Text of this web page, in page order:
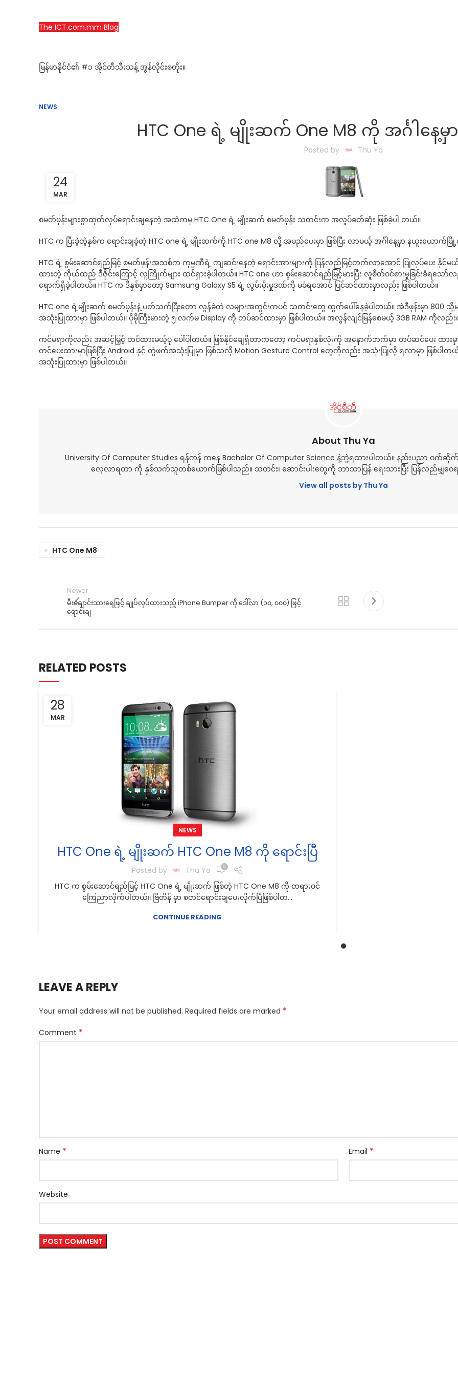
The ICT.com.mm Blog
မြန်မာနိုင်ငံ၏ #၁ အိုင်တီသီးသန့် အွန်လိုင်းစတိုး။
NEWS
HTC One ရဲ့ မျိုးဆက် One M8 ကို အင်္ဂါနေ့
Posted by Thu Ya
24
MAR
စမတ်ဖုန်းများစွာထုတ်လုပ်ရောင်းချနေတဲ့ အထဲကမှ HTC One ရဲ့ မျိုးဆက် စမတ်ဖုန်း သတင်းက အလှုပ်ခတ်ဆုံး ဖြစ်ခဲ့ပါ တယ်။
HTC က ပြီးခဲ့တဲ့နှစ်က ရောင်းချခဲ့တဲ့ HTC one ရဲ့ မျိုးဆက်ကို HTC one M8 လို့ အမည်ပေးမှာ ဖြစ်ပြီး လာမယ့် အင်္ဂါနေ့မှာ နယူးယောက်
HTC ရဲ့ စွမ်းဆောင်ရည်မြင့် စမတ်ဖုန်းအသစ်က ကုမ္မဏီရဲ့ ကျဆင်းနေတဲ့ ရောင်းအားများကို ပြန်လည်မြင့်တက်လာအောင် ပြုလုပ်ပေး နို
ထားတဲ့ ကိုယ်ထည် ဒီဇိုင်းကြောင့် လူကြိုက်များ ထင်ရှားခဲ့ပါတယ်။ HTC one ဟာ စွမ်းဆောင်ရည်မြင့်မားပြီး လူစိတ်ဝင်စားမှုခြင်းခံရသော်
ရောက်ရှိခဲ့ပါတယ်။ HTC က ဒီနှစ်မှာတော့ Samsung Galaxy S5 ရဲ့ လွှမ်းမိုးမှုဒဏ်ကို မခံရအောင် ပြင်ဆင်ထားမှာလည်း ဖြစ်ပါတယ်။
HTC one ရဲ့မျိုးဆက် စမတ်ဖုန်းနဲ့ ပတ်သက်ပြီးတော့ လွန်ခဲ့တဲ့ လများအတွင်းကပင် သတင်းတွေ ထွက်ပေါ်နေခဲ့ပါတယ်။ အဲဒီဖုန်းမှာ 800 သို့မ
အသုံးပြုထားမှာ ဖြစ်ပါတယ်။ ပိုမိုကြီးမားတဲ့ ၅ လက်မ Display ကို တပ်ဆင်ထားမှာ ဖြစ်ပါတယ်။ အလွန်လျင်မြန်စေမယ့် 3GB RAM ကိုလည်
ကင်မရာကိုလည်း အဆင့်မြှင့် တင်ထားမယ့်ပုံ ပေါ်ပါတယ်။ ဖြစ်နိုင်ချေရှိတာကတော့ ကင်မရာနှစ်လုံးကို အနောက်ဘက်မှာ တပ်ဆင်ပေး ထားမှာ
တင်ပေးထားမှာဖြစ်ပြီး Android နှင့် တွဲဖက်အသုံးပြုမှာ ဖြစ်သလို Motion Gesture Control တွေကိုလည်း အသုံးပြုလို့ ရလာမှာ ဖြစ်ပါတ
အသုံးပြုထားမှာ ဖြစ်ပါတယ်။
About Thu Ya
University Of Computer Studies ရန်ကုန် ကနေ Bachelor Of Computer Science နဲ့ဘွဲ့ရထားပါတယ်။ နည်းပညာ
လေ့လာရတာ ကို နှစ်သက်သူတစ်ယောက်ဖြစ်ပါသည်။ သတင်း၊ ဆောင်းပါးတွေကို ဘာသာပြန် ရေးသားပြီး ပြန်လည်မျှဝ
View all posts by Thu Ya
HTC One M8
Newer
မီးချောင်းသားရေဖြင့် ချုပ်လုပ်ထားသည့် iPhone Bumper ကို ဒေါ်လာ (၁၀, ၀၀၀) ဖြင့်
ရောင်းချ
RELATED POSTS
28
MAR
NEWS
HTC One ရဲ့ မျိုးဆက် HTC One M8 ကို ရောင်းပြီ
Posted by Thu Ya 0
HTC က စွမ်းဆောင်ရည်မြင့် HTC One ရဲ့ မျိုးဆက် ဖြစ်တဲ့ HTC One M8 ကို တရား၀င်
ကြေညာလိုက်ပါတယ်။ ဗြိတိန် မှာ စတင်ရောင်းချပေးလိုက်ပြီဖြစ်ပါတ...
CONTINUE READING
LEAVE A REPLY
Your email address will not be published. Required fields are marked *
Comment *
Name * Email *
Website